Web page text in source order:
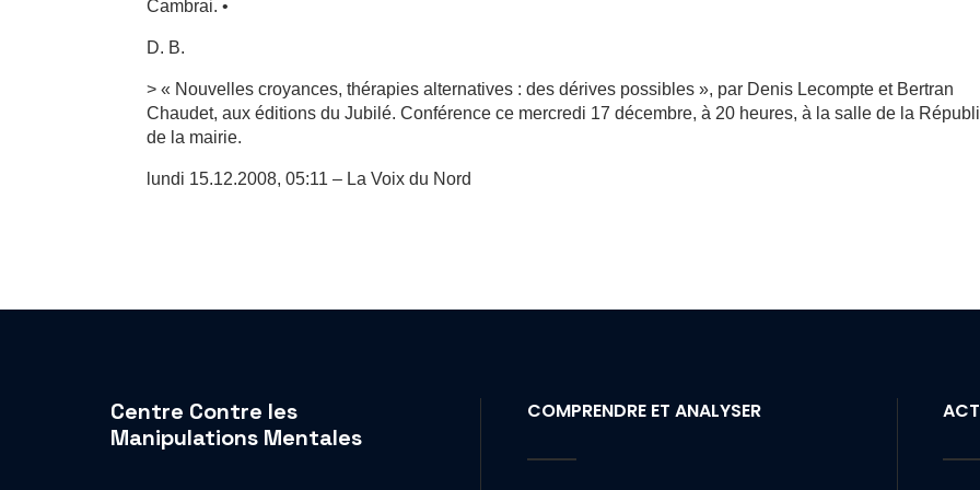
Cambrai. •
D. B.
> « Nouvelles croyances, thérapies alternatives : des dérives possibles », par Denis Lecompte et Bertran
Chaudet, aux éditions du Jubilé. Conférence ce mercredi 17 décembre, à 20 heures, à la salle de la
de la mairie.
lundi 15.12.2008, 05:11 – La Voix du Nord
Centre Contre les
Manipulations Mentales
COMPRENDRE ET ANALYSER